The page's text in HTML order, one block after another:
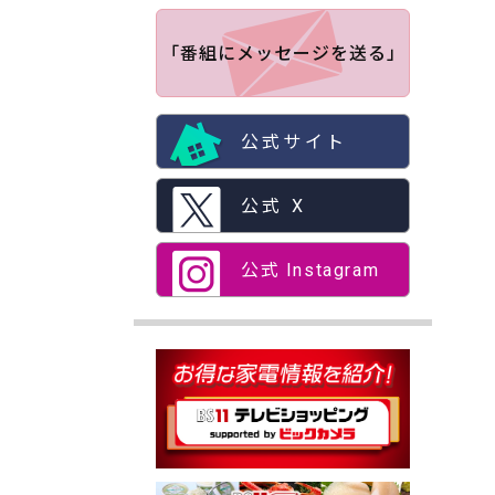
「番組にメッセージを送る」
公式サイト
公式 X
公式 Instagram